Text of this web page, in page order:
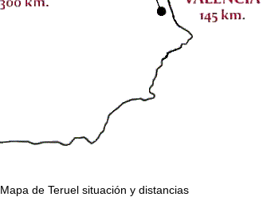
Mapa de Teruel situación y distancias